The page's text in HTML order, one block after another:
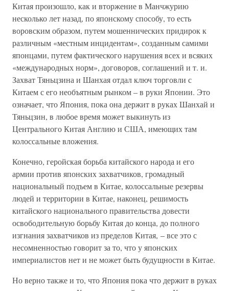
Китая произошло, как и вторжение в Манчжурию
несколько лет назад, по японскому способу, то есть
воровским образом, путем мошеннических придирок к
различным «местным инцидентам», созданным самими
японцами, путем фактического нарушения всех и всяких
«международных норм», договоров, соглашений и т. и.
Захват Тяньцзина и Шанхая отдал ключ торговли с
Китаем с его необъятным рынком – в руки Японии. Это
означает, что Япония, пока она держит в руках Шанхай и
Тяньцзин, в любое время может выкинуть из
Центрального Китая Англию и США, имеющих там
колоссальные вложения.
Конечно, геройская борьба китайского народа и его
армии против японских захватчиков, громадный
национальный подъем в Китае, колоссальные резервы
людей и территории в Китае, наконец, решимость
китайского национального правительства довести
освободительную борьбу Китая до конца, до полного
изгнания захватчиков из пределов Китая, – все это с
несомненностью говорит за то, что у японских
империалистов нет и не может быть будущности в Китае.
Но верно также и то, что Япония пока что держит в руках